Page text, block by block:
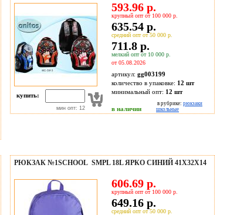
купить:
мин опт: 12
593.96 р.
крупный опт от 100 000 р.
635.54 р.
средний опт от 50 000 р.
711.8 р.
мелкий опт от 10 000 р.
от 05.08.2026
артикул: gg003199
количество в упаковке: 12 шт
минимальный опт: 12 шт
в наличии
в рубрике: рюкзаки
школьные
РЮКЗАК №1SCHOOL SMPL 18L ЯРКО СИНИЙ 41Х32Х14
606.69 р.
крупный опт от 100 000 р.
649.16 р.
средний опт от 50 000 р.